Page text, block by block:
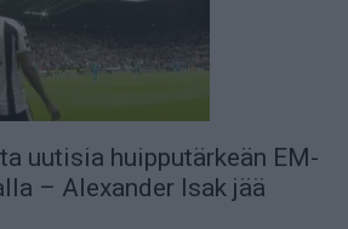
uutisia huipputärkeän EM-
– Alexander Isak jää